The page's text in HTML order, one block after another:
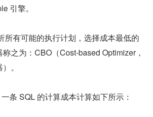
引擎。
所有可能的执行计划，选择成本最低的
之为：CBO（Cost-based Optimizer，
。
条 SQL 的计算成本计算如下所示：